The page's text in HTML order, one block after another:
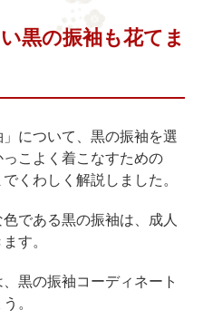
黒の振袖も花てま
について、黒の振袖を選
こよく着こなすための
くわしく解説しました。
である黒の振袖は、成人
す。
黒の振袖コーディネート
。